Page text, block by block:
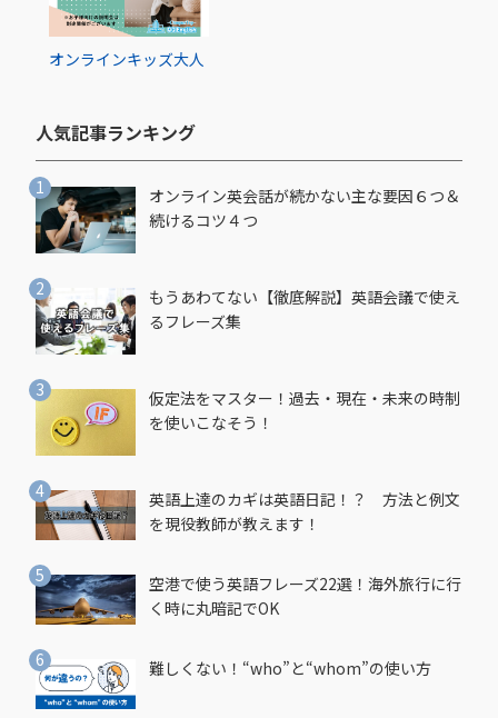
オンラインキッズ大人
人気記事ランキング​
オンライン英会話が続かない主な要因６つ＆
続けるコツ４つ
もうあわてない【徹底解説】英語会議で使え
るフレーズ集
仮定法をマスター！過去・現在・未来の時制
を使いこなそう！
英語上達のカギは英語日記！？ 方法と例文
を現役教師が教えます！
空港で使う英語フレーズ22選！海外旅行に行
く時に丸暗記でOK
難しくない！“who”と“whom”の使い方